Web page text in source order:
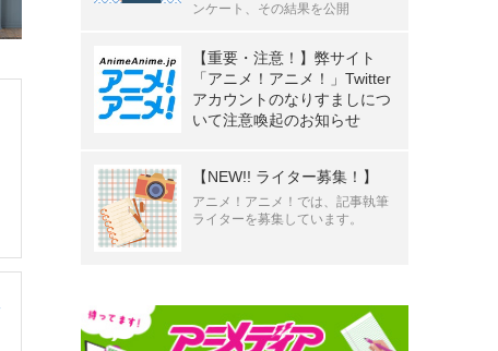
ンケート、その結果を公開
【重要・注意！】弊サイト
「アニメ！アニメ！」Twitter
アカウントのなりすましにつ
いて注意喚起のお知らせ
【NEW!! ライター募集！】
アニメ！アニメ！では、記事執筆
ライターを募集しています。